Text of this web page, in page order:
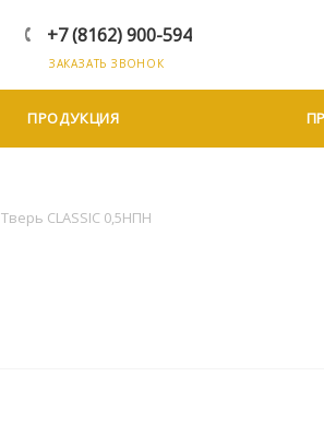
+7 (8162) 900-594
ЗАКАЗАТЬ ЗВОНОК
ПРОДУКЦИЯ
Тверь CLASSIC 0,5НПН